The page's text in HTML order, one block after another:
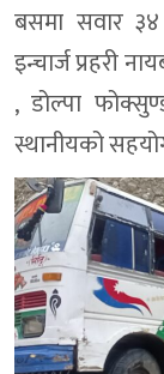
बसमा सवार ३४
इन्चार्ज प्रहरी
, डोल्पा
स्थानीयको